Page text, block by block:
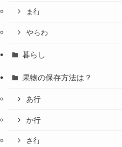
ま行
やらわ
暮らし
果物の保存方法は？
あ行
か行
さ行